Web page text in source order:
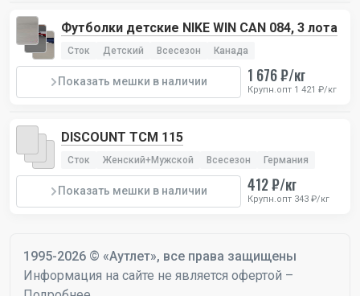
Футболки детские NIKE WIN CAN 084, 3 лота
Сток Детский Всесезон Канада
Показать мешки в наличии 1 676 ₽/кг
Крупн.опт 1 421 ₽/кг
DISCOUNT TCM 115
Сток Женский+Мужской Всесезон Германия
Показать мешки в наличии 412 ₽/кг
Крупн.опт 343 ₽/кг
1995-2026 © «Аутлет», все права защищены
Информация на сайте не является офертой –